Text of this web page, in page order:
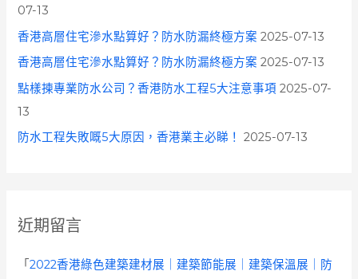
07-13
香港高層住宅滲水點算好？防水防漏終極方案 2025-07-13
香港高層住宅滲水點算好？防水防漏終極方案 2025-07-13
點樣揀專業防水公司？香港防水工程5大注意事項 2025-07-
13
防水工程失敗嘅5大原因，香港業主必睇！
2025-07-13
近期留言
「2022香港綠色建築建材展｜建築節能展｜建築保溫展｜防